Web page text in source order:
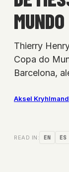
MUNDO
Thierry
Copa do
Barcelona,
Aksel Kryhlmand
READ IN: EN ES